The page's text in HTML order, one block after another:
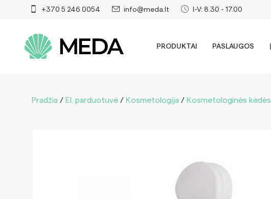
+370 5 246 0054 info@meda.lt I-V: 8.30 - 17.00
PRODUKTAI PASLAUGOS
Pradžia / El. parduotuvė / Kosmetologija / Kosmetologinės kėdės